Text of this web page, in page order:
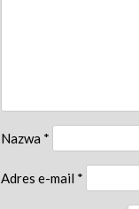
Nazwa *
Adres e-mail *